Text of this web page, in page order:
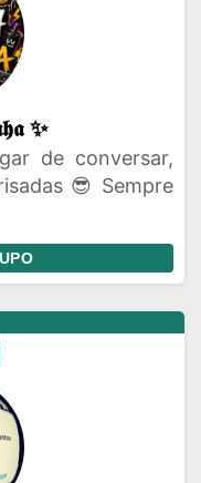
✨
de conversar,
😎 Sempre